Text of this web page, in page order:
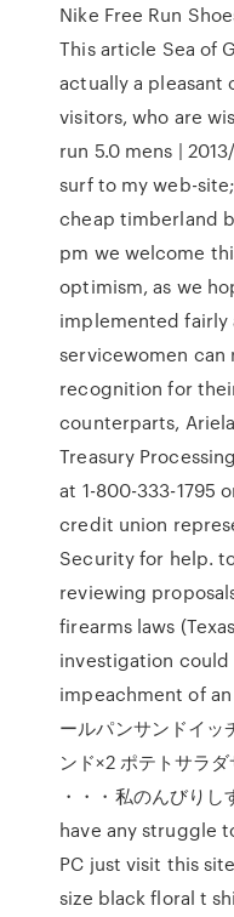
Nike Free Run
This article Sea of
actually a pleasant
visitors, who are
run 5.0 mens |
surf to my web-
cheap timberland
pm we welcome
optimism, as we
implemented fairly
servicewomen can
recognition for
counterparts,
Treasury
at 1-800-333-1795
credit union
Security for help.
reviewing
firearms laws
investigation
impeachment of
ールパンサンドイッ
ンド×2 ポテトサラ
・・・私のんびり
have any struggle
PC just visit this
size black floral t